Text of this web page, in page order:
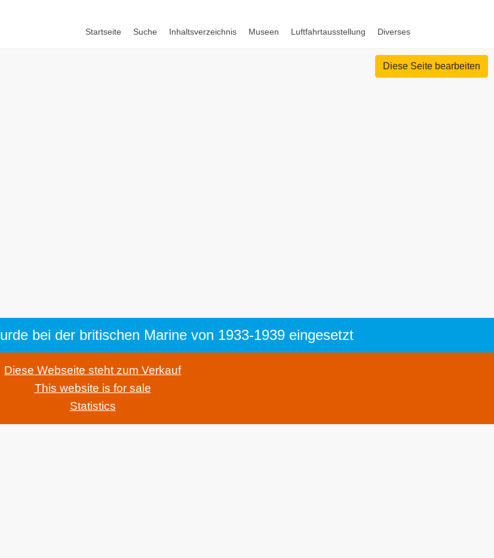
Startseite Suche Inhaltsverzeichnis Museen Luftfahrtausstellung Diverses
Diese Seite bearbeiten
bei der britischen Marine von 1933-1939 eingesetzt
Diese Webseite steht zum Verkauf
This website is for sale
Statistics